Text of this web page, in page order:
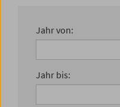
Online-Recherche
Jahr von:
Jahr bis: